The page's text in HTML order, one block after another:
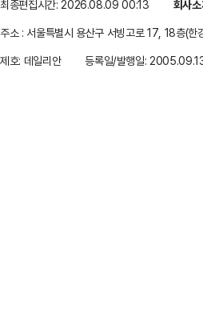
최종편집시간: 2026.08.09 00:13 회사소
주소 : 서울특별시 용산구 서빙고로 17, 18층(한
제호: 데일리안
등록일/발행일: